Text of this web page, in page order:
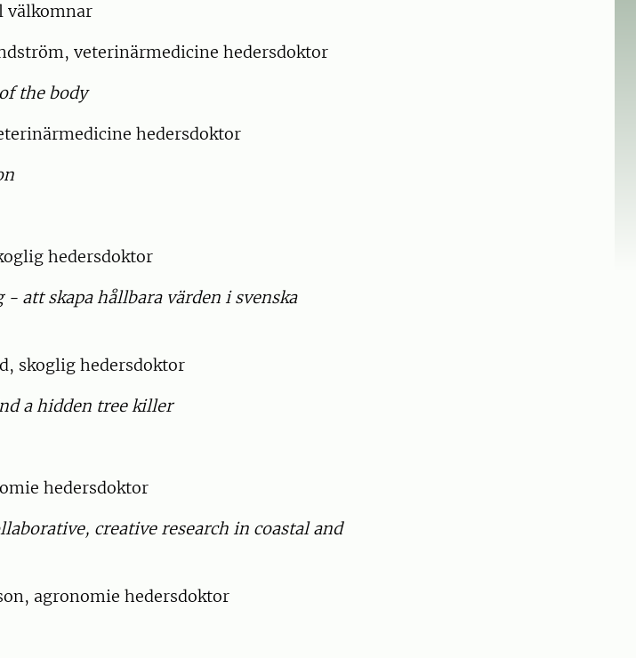
välkomnar
veterinärmedicine hedersdoktor
the body
hedersdoktor
hedersdoktor
att skapa hållbara värden i svenska
skoglig hedersdoktor
a hidden tree killer
hedersdoktor
creative research in coastal and
agronomie hedersdoktor